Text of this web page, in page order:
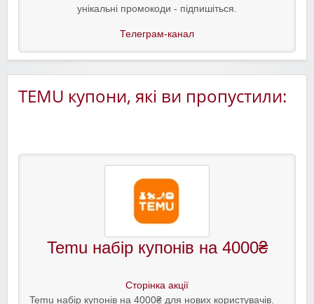
унікальні промокоди - підпишіться.
Телеграм-канал
TEMU купони, які ви пропустили:
Temu набір купонів на 4000₴
Сторінка акції
Temu набір купонів на 4000₴ для нових користувачів.